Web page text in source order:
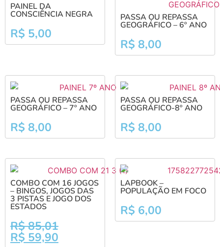
PAINEL DA
CONSCIÊNCIA NEGRA
R$ 5,00
PASSA OU REPASSA
GEOGRÁFICO – 6º ANO
R$ 8,00
PASSA OU REPASSA
GEOGRÁFICO – 7º ANO
R$ 8,00
PASSA OU REPASSA
GEOGRÁFICO-8º ANO
R$ 8,00
COMBO COM 16 JOGOS
– BINGOS, JOGOS DAS
3 PISTAS E JOGO DOS
ESTADOS
R$85,01
R$ 59,90
LAPBOOK –
POPULAÇÃO EM FOCO
R$ 6,00